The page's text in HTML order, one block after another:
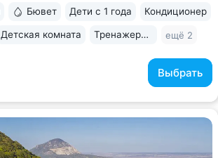
Выбрать
Бювет Дети с 1 года Кондиционер
Детская комната Тренажерный зал ещё 2